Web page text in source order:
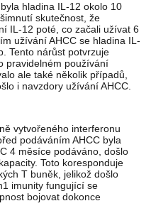
hladina IL-12 okolo 10
skutečnost, že
IL-12 poté, co začali užívat 6
užívání AHCC se hladina IL-
Tento nárůst potvrzuje
pravidelném používání
ale také několik případů,
i navzdory užívání AHCC.
vytvořeného interferonu
podáváním AHCC byla
4 měsíce podáváno, došlo
Toto koresponduje
T buněk, jelikož došlo
imunity fungující se
bojovat dokonce